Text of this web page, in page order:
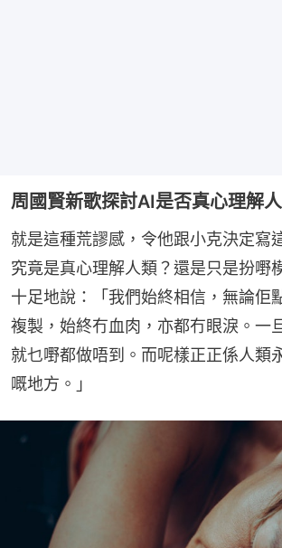
周國賢新歌探討AI是否真心理解
就是這種荒謬感，令他跟小克決定寫
究竟是真心理解人類？還是只是扮嘢
十足地說：「我們始終相信，無論佢
複製，始終冇血肉，亦都冇眼淚。一
就乜嘢都做唔到。而呢樣正正係人類
嘅地方。」